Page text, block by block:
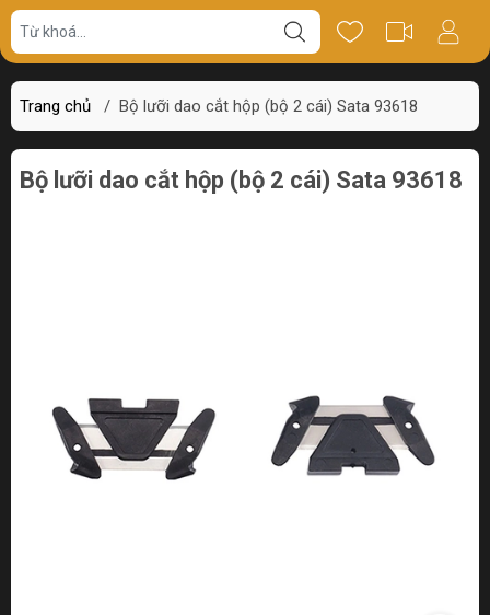
Trang chủ / Bộ lưỡi dao cắt hộp (bộ 2 cái) Sata 93618
Giá bán Thông số Review
Bộ lưỡi dao cắt hộp (bộ 2 cái) Sata 93618